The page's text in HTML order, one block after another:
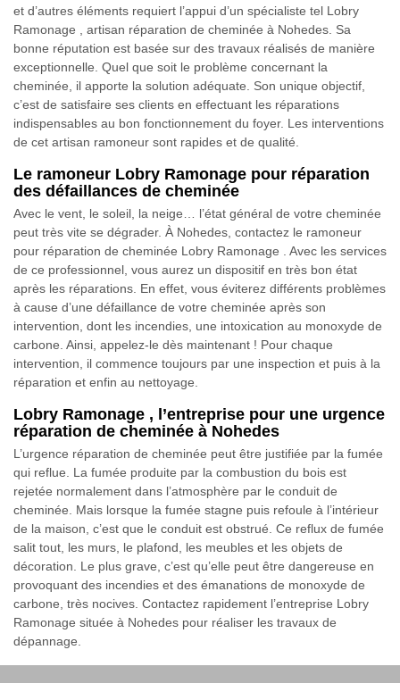
et d’autres éléments requiert l’appui d’un spécialiste tel Lobry
Ramonage , artisan réparation de cheminée à Nohedes. Sa
bonne réputation est basée sur des travaux réalisés de manière
exceptionnelle. Quel que soit le problème concernant la
cheminée, il apporte la solution adéquate. Son unique objectif,
c’est de satisfaire ses clients en effectuant les réparations
indispensables au bon fonctionnement du foyer. Les interventions
de cet artisan ramoneur sont rapides et de qualité.
Le ramoneur Lobry Ramonage pour réparation
des défaillances de cheminée
Avec le vent, le soleil, la neige… l’état général de votre cheminée
peut très vite se dégrader. À Nohedes, contactez le ramoneur
pour réparation de cheminée Lobry Ramonage . Avec les services
de ce professionnel, vous aurez un dispositif en très bon état
après les réparations. En effet, vous éviterez différents problèmes
à cause d’une défaillance de votre cheminée après son
intervention, dont les incendies, une intoxication au monoxyde de
carbone. Ainsi, appelez-le dès maintenant ! Pour chaque
intervention, il commence toujours par une inspection et puis à la
réparation et enfin au nettoyage.
Lobry Ramonage , l’entreprise pour une urgence
réparation de cheminée à Nohedes
L’urgence réparation de cheminée peut être justifiée par la fumée
qui reflue. La fumée produite par la combustion du bois est
rejetée normalement dans l’atmosphère par le conduit de
cheminée. Mais lorsque la fumée stagne puis refoule à l’intérieur
de la maison, c’est que le conduit est obstrué. Ce reflux de fumée
salit tout, les murs, le plafond, les meubles et les objets de
décoration. Le plus grave, c’est qu’elle peut être dangereuse en
provoquant des incendies et des émanations de monoxyde de
carbone, très nocives. Contactez rapidement l’entreprise Lobry
Ramonage située à Nohedes pour réaliser les travaux de
dépannage.